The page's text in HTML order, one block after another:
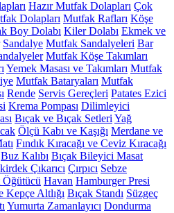
Hazır Mutfak Dolapları Çok
Dolapları Mutfak Rafları Köşe
Boy Dolabı Kiler Dolabı Ekmek ve
Sandalye Mutfak Sandalyeleri Bar
Mutfak Köşe Takımları
Yemek Masası ve Takımları Mutfak
Mutfak Bataryaları Mutfak
Rende Servis Gereçleri Patates Ezici
Krema Pompası Dilimleyici
Bıçak ve Bıçak Setleri Yağ
Ölçü Kabı ve Kaşığı Merdane ve
Fındık Kıracağı ve Ceviz Kıracağı
Buz Kalıbı Bıçak Bileyici Masat
Çıkarıcı Çırpıcı Sebze
Öğütücü Havan Hamburger Presi
Kepçe Altlığı Bıçak Standı Süzgeç
Yumurta Zamanlayıcı Dondurma